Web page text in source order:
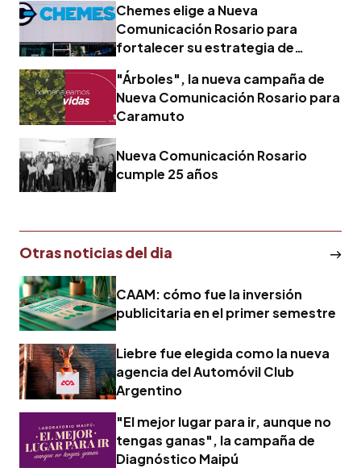
Chemes elige a Nueva
Comunicación Rosario para
fortalecer su estrategia de
"Árboles", la nueva campaña de
Nueva Comunicación Rosario para
Caramuto
Nueva Comunicación Rosario
cumple 25 años
Otras noticias del dia
CAAM: cómo fue la inversión
publicitaria en el primer semestre
Liebre fue elegida como la nueva
agencia del Automóvil Club
Argentino
"El mejor lugar para ir, aunque no
tengas ganas", la campaña de
Diagnóstico Maipú